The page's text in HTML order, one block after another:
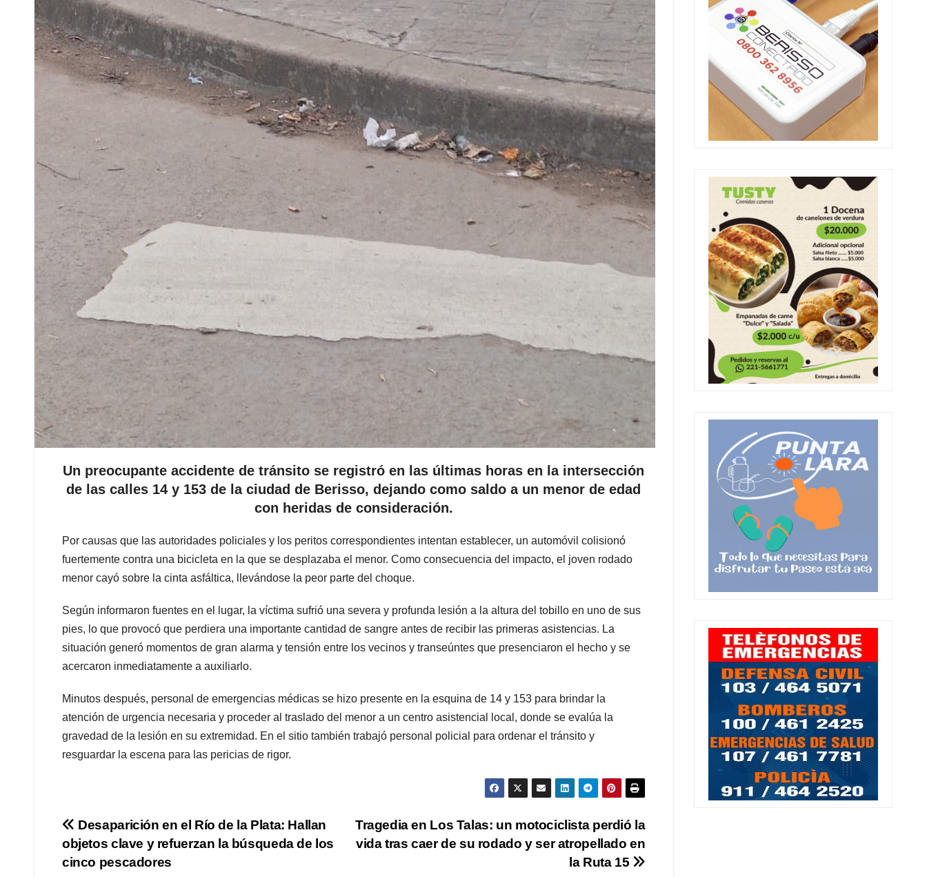
Un preocupante accidente de tránsito se registró en las últimas horas en la intersección
de las calles 14 y 153 de la ciudad de Berisso, dejando como saldo a un menor de edad
con heridas de consideración.
Por causas que las autoridades policiales y los peritos correspondientes intentan establecer, un automóvil colisionó
fuertemente contra una bicicleta en la que se desplazaba el menor. Como consecuencia del impacto, el joven rodado
menor cayó sobre la cinta asfáltica, llevándose la peor parte del choque.
Según informaron fuentes en el lugar, la víctima sufrió una severa y profunda lesión a la altura del tobillo en uno de sus
pies, lo que provocó que perdiera una importante cantidad de sangre antes de recibir las primeras asistencias. La
situación generó momentos de gran alarma y tensión entre los vecinos y transeúntes que presenciaron el hecho y se
acercaron inmediatamente a auxiliarlo.
Minutos después, personal de emergencias médicas se hizo presente en la esquina de 14 y 153 para brindar la
atención de urgencia necesaria y proceder al traslado del menor a un centro asistencial local, donde se evalúa la
gravedad de la lesión en su extremidad. En el sitio también trabajó personal policial para ordenar el tránsito y
resguardar la escena para las pericias de rigor.
Navegación
de
Tragedia en Los Talas: un motociclista perdió la
vida tras caer de su rodado y ser atropellado en
la Ruta 15
Desaparición en el Río de la Plata: Hallan
objetos clave y refuerzan la búsqueda de los
cinco pescadores